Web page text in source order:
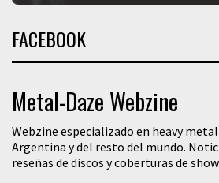
FACEBOOK
Metal-Daze Webzine
Webzine especializado en heavy metal
Argentina y del resto del mundo.
reseñas de discos y coberturas de